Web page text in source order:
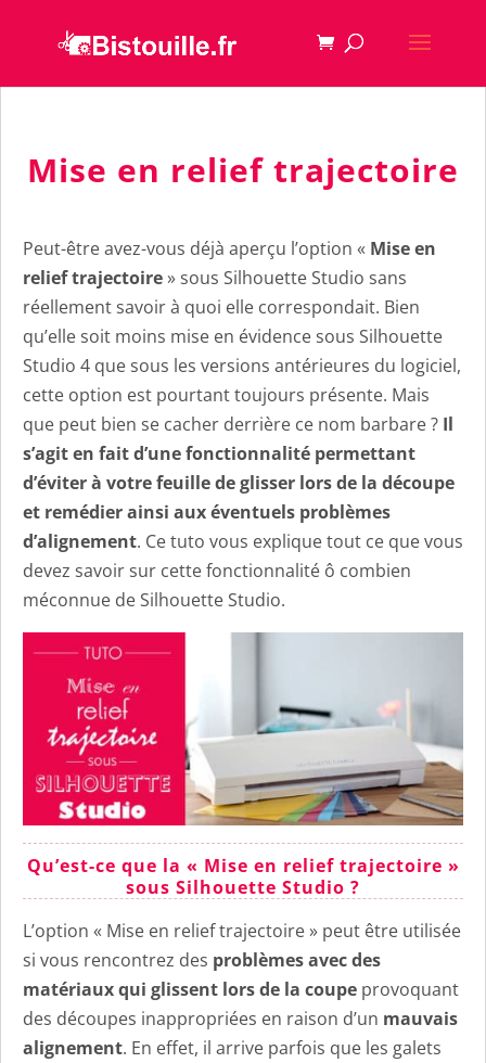
Mise en relief trajectoire
Peut-être avez-vous déjà aperçu l’option « Mise en
relief trajectoire» sous Silhouette Studio sans
réellement savoir à quoi elle correspondait. Bien
qu’elle soit moins mise en évidence sous Silhouette
Studio 4 que sous les versions antérieures du logiciel,
cette option est pourtant toujours présente. Mais
que peut bien se cacher derrière ce nom barbare ? Il
s’agit en fait d’une fonctionnalité permettant
d’éviter à votre feuille de glisser lors de la découpe
et remédier ainsi aux éventuels problèmes
d’alignement. Ce tuto vous explique tout ce que vous
devez savoir sur cette fonctionnalité ô combien
méconnue de Silhouette Studio.
Qu’est-ce que la « Mise en relief trajectoire »
sous Silhouette Studio ?
L’option « Mise en relief trajectoire » peut être utilisée
si vous rencontrez des problèmes avec des
matériaux qui glissent lors de la coupe provoquant
des découpes inappropriées en raison d’un mauvais
alignement. En effet, il arrive parfois que les galets